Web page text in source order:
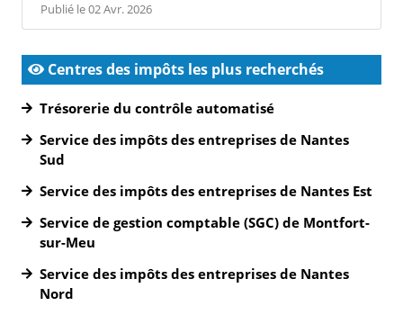
Publié le 02 Avr. 2026
Centres des impôts les plus recherchés
Trésorerie du contrôle automatisé
Service des impôts des entreprises de Nantes
Sud
Service des impôts des entreprises de Nantes Est
Service de gestion comptable (SGC) de Montfort-
sur-Meu
Service des impôts des entreprises de Nantes
Nord